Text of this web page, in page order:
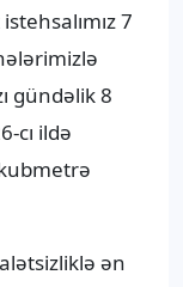
7
gündəlik 8
cı ildə
ən